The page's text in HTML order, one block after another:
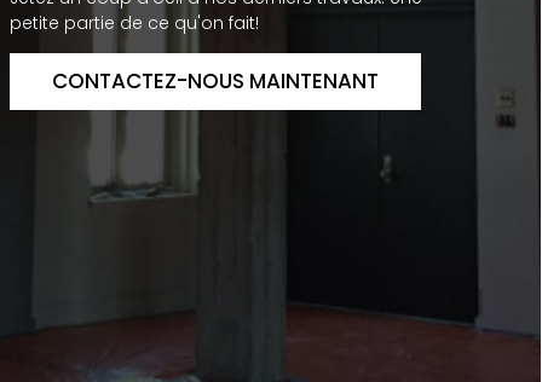
petite partie de ce qu'on fait!
CONTACTEZ-NOUS MAINTENANT